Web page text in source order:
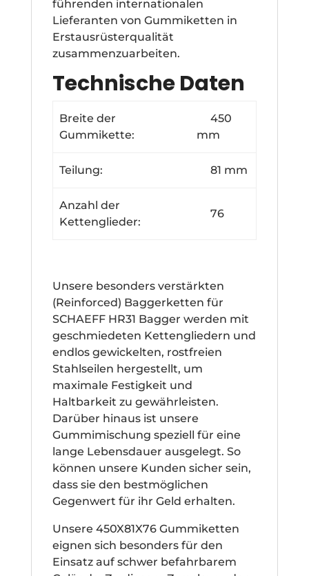
führenden internationalen
Lieferanten von Gummiketten in
Erstausrüsterqualität
zusammenzuarbeiten.
Technische Daten
Breite der
Gummikette:
450
mm
Teilung: 81 mm
Anzahl der
Kettenglieder:
76
Unsere besonders verstärkten
(Reinforced) Baggerketten für
SCHAEFF HR31 Bagger werden mit
geschmiedeten Kettengliedern und
endlos gewickelten, rostfreien
Stahlseilen hergestellt, um
maximale Festigkeit und
Haltbarkeit zu gewährleisten.
Darüber hinaus ist unsere
Gummimischung speziell für eine
lange Lebensdauer ausgelegt. So
können unsere Kunden sicher sein,
dass sie den bestmöglichen
Gegenwert für ihr Geld erhalten.
Unsere 450X81X76 Gummiketten
eignen sich besonders für den
Einsatz auf schwer befahrbarem